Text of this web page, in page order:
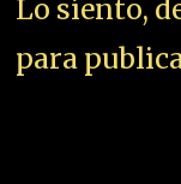
Lo siento,
para